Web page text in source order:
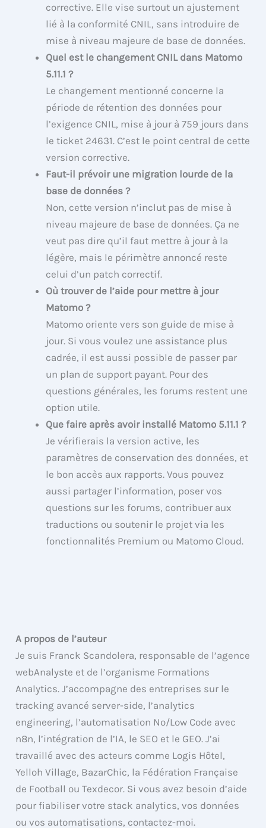
corrective. Elle vise surtout un ajustement
lié à la conformité CNIL, sans introduire de
mise à niveau majeure de base de données.
Quel est le changement CNIL dans Matomo
5.11.1 ?
Le changement mentionné concerne la
période de rétention des données pour
l’exigence CNIL, mise à jour à 759 jours dans
le ticket 24631. C’est le point central de cette
version corrective.
Faut-il prévoir une migration lourde de la
base de données ?
Non, cette version n’inclut pas de mise à
niveau majeure de base de données. Ça ne
veut pas dire qu’il faut mettre à jour à la
légère, mais le périmètre annoncé reste
celui d’un patch correctif.
Où trouver de l’aide pour mettre à jour
Matomo ?
Matomo oriente vers son guide de mise à
jour. Si vous voulez une assistance plus
cadrée, il est aussi possible de passer par
un plan de support payant. Pour des
questions générales, les forums restent une
option utile.
Que faire après avoir installé Matomo 5.11.1 ?
Je vérifierais la version active, les
paramètres de conservation des données, et
le bon accès aux rapports. Vous pouvez
aussi partager l’information, poser vos
questions sur les forums, contribuer aux
traductions ou soutenir le projet via les
fonctionnalités Premium ou Matomo Cloud.
A propos de l’auteur
Je suis Franck Scandolera, responsable de l’agence
webAnalyste et de l’organisme Formations
Analytics. J’accompagne des entreprises sur le
tracking avancé server-side, l’analytics
engineering, l’automatisation No/Low Code avec
n8n, l’intégration de l’IA, le SEO et le GEO. J’ai
travaillé avec des acteurs comme Logis Hôtel,
Yelloh Village, BazarChic, la Fédération Française
de Football ou Texdecor. Si vous avez besoin d’aide
pour fiabiliser votre stack analytics, vos données
ou vos automatisations, contactez-moi.